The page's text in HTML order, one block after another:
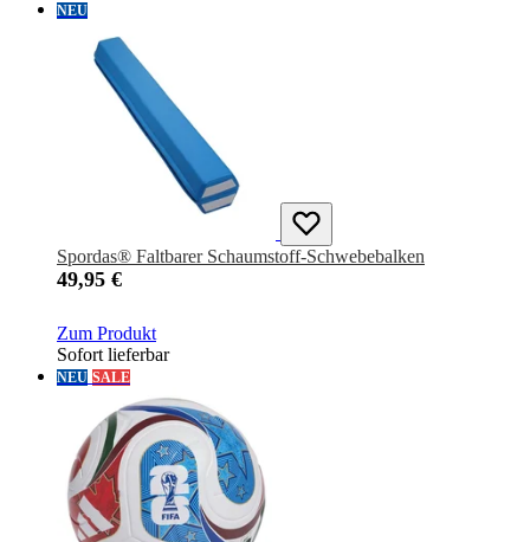
NEU
Spordas® Faltbarer Schaumstoff-Schwebebalken
49,95 €
Zum Produkt
Sofort lieferbar
NEU SALE